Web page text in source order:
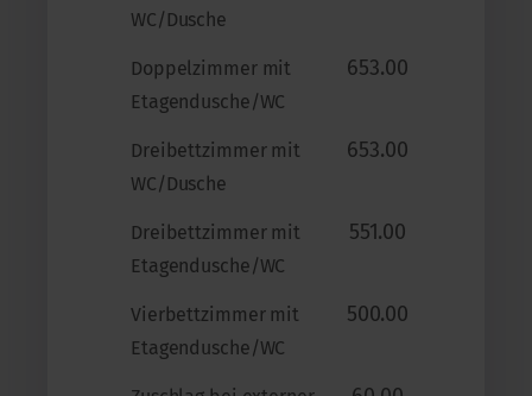
WC/Dusche
Doppelzimmer mit
Etagendusche/WC
653.00
Dreibettzimmer mit
WC/Dusche
653.00
Dreibettzimmer mit
Etagendusche/WC
551.00
Vierbettzimmer mit
Etagendusche/WC
500.00